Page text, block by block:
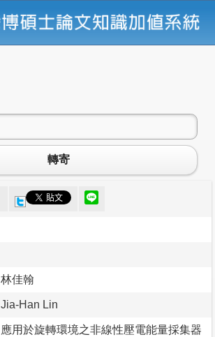
轉寄
林佳翰
Jia-Han Lin
應用於旋轉環境之非線性壓電能量採集器